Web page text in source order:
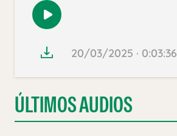
Reproducir
audio
20/03/2025 · 0:03:36
ÚLTIMOS AUDIOS